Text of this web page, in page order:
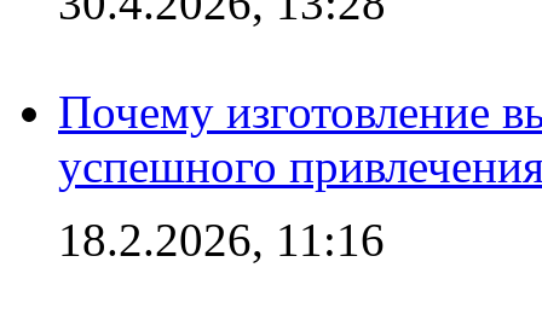
Почему изготовление
успешного
18.2.2026, 11:16